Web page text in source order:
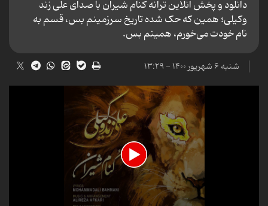
دانلود و پخش آنلاین ترانه کنام شیران با صدای علی زند
وکیلی؛ همین که حک شده تاریخ سرزمینم بس، قسم به
نام خودت می‌خورم، همینم بس.
شنبه ۶ شهریور ۱۴۰۰ - ۱۳:۲۹